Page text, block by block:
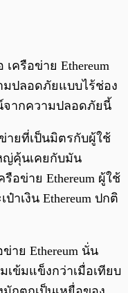
ครือข่าย Ethereum
มปลอดภัยแบบไร้ช่อง
จากความปลอดภัยนี้
ข่ายที่เป็นมิตรกับผู้ใช้
ญ่คุ้นเคยกับมัน
อข่าย Ethereum ผู้ใช้
าเงิน Ethereum ปกติ
าย Ethereum นั่น
ข้มแข็งกว่าเมื่อเทียบ